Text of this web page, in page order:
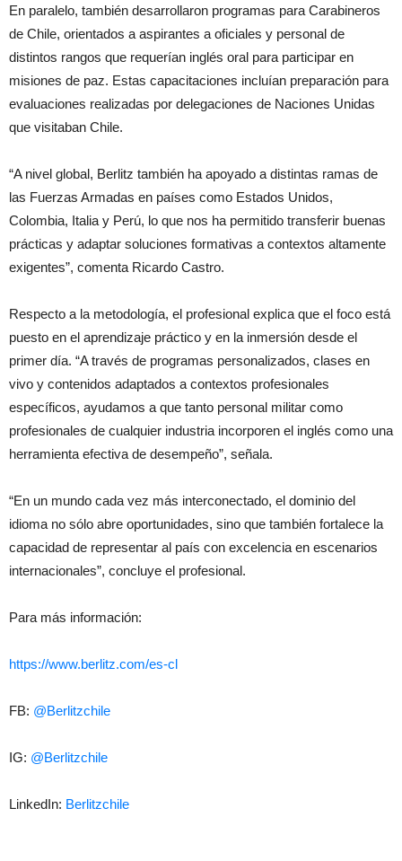
En paralelo, también desarrollaron programas para Carabineros
de Chile, orientados a aspirantes a oficiales y personal de
distintos rangos que requerían inglés oral para participar en
misiones de paz. Estas capacitaciones incluían preparación para
evaluaciones realizadas por delegaciones de Naciones Unidas
que visitaban Chile.
“A nivel global, Berlitz también ha apoyado a distintas ramas de
las Fuerzas Armadas en países como Estados Unidos,
Colombia, Italia y Perú, lo que nos ha permitido transferir buenas
prácticas y adaptar soluciones formativas a contextos altamente
exigentes”, comenta Ricardo Castro.
Respecto a la metodología, el profesional explica que el foco está
puesto en el aprendizaje práctico y en la inmersión desde el
primer día. “A través de programas personalizados, clases en
vivo y contenidos adaptados a contextos profesionales
específicos, ayudamos a que tanto personal militar como
profesionales de cualquier industria incorporen el inglés como una
herramienta efectiva de desempeño”, señala.
“En un mundo cada vez más interconectado, el dominio del
idioma no sólo abre oportunidades, sino que también fortalece la
capacidad de representar al país con excelencia en escenarios
internacionales”, concluye el profesional.
Para más información:
https://www.berlitz.com/es-cl
FB: @Berlitzchile
IG: @Berlitzchile
LinkedIn: Berlitzchile